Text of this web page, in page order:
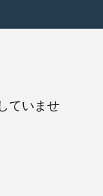
ていませ